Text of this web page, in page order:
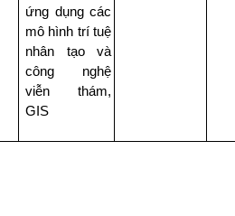
ứng dụng các
mô hình trí tuệ
nhân tạo và
công nghệ
viễn thám,
GIS